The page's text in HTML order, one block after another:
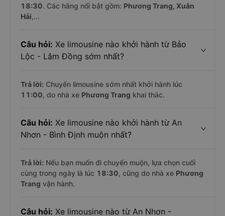
18:30. Các hãng nổi bật gồm: Phương Trang, Xuân
Hải,...
Câu hỏi: Xe limousine nào khởi hành từ Bảo
Lộc - Lâm Đồng sớm nhất?
Trả lời: Chuyến limousine sớm nhất khởi hành lúc
11:00, do nhà xe Phương Trang khai thác.
Câu hỏi: Xe limousine nào khởi hành từ An
Nhơn - Bình Định muộn nhất?
Trả lời: Nếu bạn muốn đi chuyến muộn, lựa chọn cuối
cùng trong ngày là lúc 18:30, cũng do nhà xe Phương
Trang vận hành.
Câu hỏi: Xe limousine nào từ An Nhơn -